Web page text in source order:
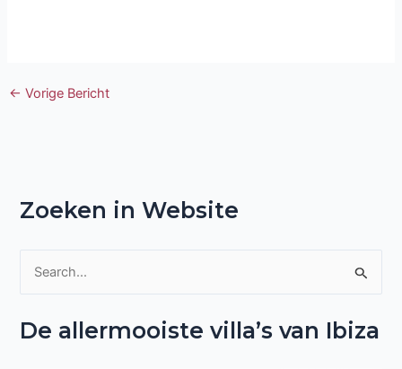
← Vorige Bericht
Zoeken in Website
e
De allermooiste villa’s van Ibiza